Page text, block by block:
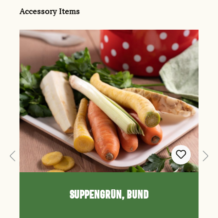
Produktgalerie überspringen
Accessory Items
Suppengrün, Bund